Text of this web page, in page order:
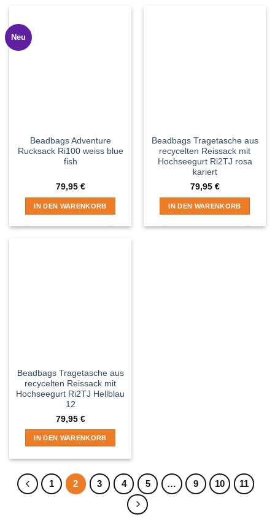
Neu
Beadbags Adventure
Rucksack Ri100 weiss blue
fish
79,95 €
IN DEN WARENKORB
Beadbags Tragetasche aus
recycelten Reissack mit
Hochseegurt Ri2TJ rosa
kariert
79,95 €
IN DEN WARENKORB
Beadbags Tragetasche aus
recycelten Reissack mit
Hochseegurt Ri2TJ Hellblau
12
79,95 €
IN DEN WARENKORB
1 2 3 4 5 … 9 10 11